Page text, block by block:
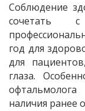
Соблюдение
сочетать с
год для
для
глаза.
наличия ранее